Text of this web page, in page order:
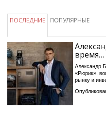
ПОСЛЕДНИЕ ПОПУЛЯРНЫЕ
время…
Александр
«Рюрик»,
рынку и